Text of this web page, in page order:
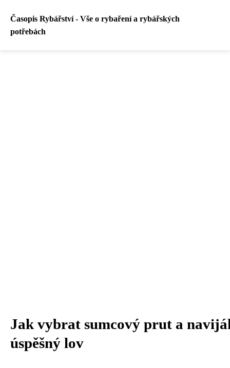
Časopis Rybářství - Vše o rybaření a rybářských
potřebách
Jak vybrat sumcový prut a
úspěšný lov